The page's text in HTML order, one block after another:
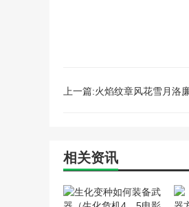
相关资讯